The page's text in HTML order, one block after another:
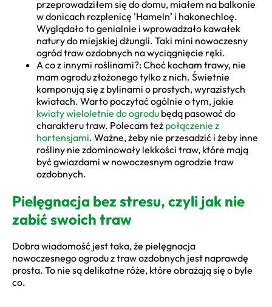
przeprowadziłem się do domu, miałem na balkonie
w donicach rozplenicę 'Hameln’ i hakonechloę.
Wyglądało to genialnie i wprowadzało kawałek
natury do miejskiej dżungli. Taki mini nowoczesny
ogród traw ozdobnych na wyciągnięcie ręki.
A co z innymi roślinami?: Choć kocham trawy, nie
mam ogrodu złożonego tylko z nich. Świetnie
komponują się z bylinami o prostych, wyrazistych
kwiatach. Warto poczytać ogólnie o tym, jakie
kwiaty wieloletnie do ogrodu będą pasować do
charakteru traw. Polecam też połączenie z
hortensjami. Ważne, żeby nie przesadzić i żeby inne
rośliny nie zdominowały lekkości traw, które mają
być gwiazdami w nowoczesnym ogrodzie traw
ozdobnych.
Pielęgnacja bez stresu, czyli jak nie
zabić swoich traw
Dobra wiadomość jest taka, że pielęgnacja
nowoczesnego ogrodu z traw ozdobnych jest naprawdę
prosta. To nie są delikatne róże, które obrażają się o byle
co.